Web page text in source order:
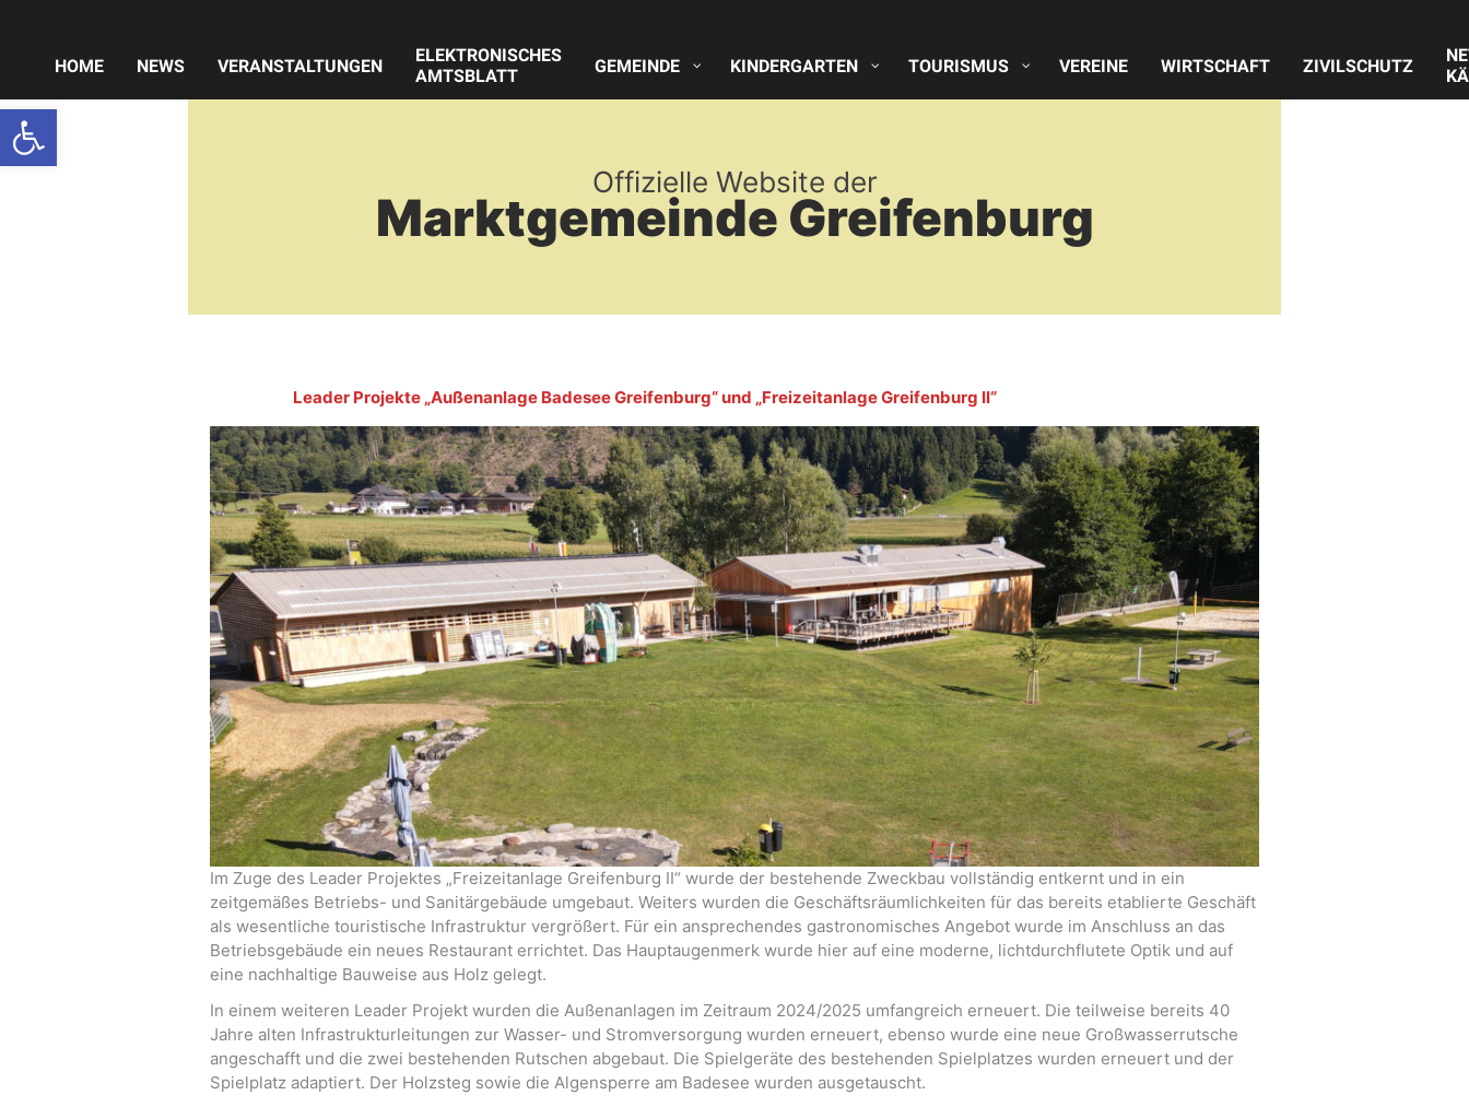
Werkzeugleiste öffnen
springenHOME NEWS VERANSTALTUNGEN
ELEKTRONISCHES
AMTSBLATT
GEMEINDE KINDERGARTEN TOURISMUS VEREINE WIRTSCHAFT ZIVILSCHUTZ
Offizielle Website der
Marktgemeinde Greifenburg
Leader Projekte „Außenanlage Badesee Greifenburg“ und „Freizeitanlage Greifenburg II“
Im Zuge des Leader Projektes „Freizeitanlage Greifenburg II“ wurde der bestehende Zweckbau vollständig entkernt und in ein
zeitgemäßes Betriebs- und Sanitärgebäude umgebaut. Weiters wurden die Geschäftsräumlichkeiten für das bereits etablierte Geschäft
als wesentliche touristische Infrastruktur vergrößert. Für ein ansprechendes gastronomisches Angebot wurde im Anschluss an das
Betriebsgebäude ein neues Restaurant errichtet. Das Hauptaugenmerk wurde hier auf eine moderne, lichtdurchflutete Optik und auf
eine nachhaltige Bauweise aus Holz gelegt.
In einem weiteren Leader Projekt wurden die Außenanlagen im Zeitraum 2024/2025 umfangreich erneuert. Die teilweise bereits 40
Jahre alten Infrastrukturleitungen zur Wasser- und Stromversorgung wurden erneuert, ebenso wurde eine neue Großwasserrutsche
angeschafft und die zwei bestehenden Rutschen abgebaut. Die Spielgeräte des bestehenden Spielplatzes wurden erneuert und der
Spielplatz adaptiert. Der Holzsteg sowie die Algensperre am Badesee wurden ausgetauscht.